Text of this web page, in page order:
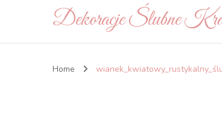
Dekoracje Ślubne
Home